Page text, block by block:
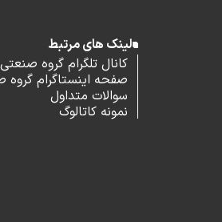
لینک های مرتبط
کانال تلگرام گروه
صفحه اینستاگرام گروه
سوالات متداول
نمونه کاتالوگ